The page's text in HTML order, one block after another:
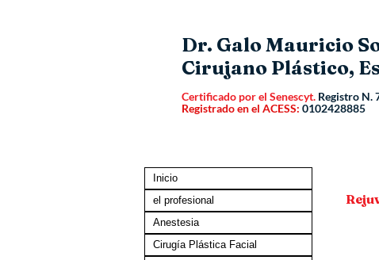
Dr. Galo Mauricio
Cirujano Plástico,
Certificado por el Senescyt. Registro N.
Registrado en el ACESS: 0102428885
Inicio
el profesional
Anestesia
Cirugía Plástica Facial